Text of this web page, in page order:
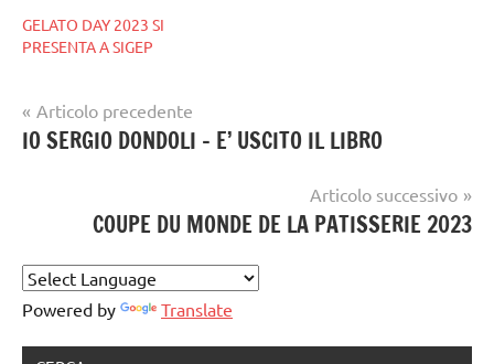
GELATO DAY 2023 SI
PRESENTA A SIGEP
gelataio,
notizie,
sigep
gelato
Navigazione
articoli
Articolo precedente
IO SERGIO DONDOLI – E’ USCITO IL LIBRO
Articolo successivo
COUPE DU MONDE DE LA PATISSERIE 2023
Powered by Translate